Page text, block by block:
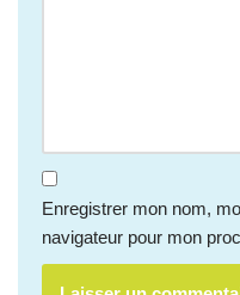
Enregistrer mon nom,
navigateur pour mon